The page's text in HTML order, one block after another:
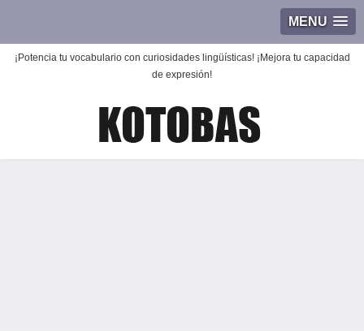
MENU
¡Potencia tu vocabulario con curiosidades lingüísticas! ¡Mejora tu capacidad
de expresión!